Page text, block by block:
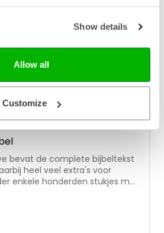
Show details
Allow all
Customize
bevat de complete bijbeltekst
heel veel extra's voor
enkele honderden stukjes met
de Bijbel beter te begrijpen. In
of meerdere landkaartjes en
kleurenfoto's. De complete